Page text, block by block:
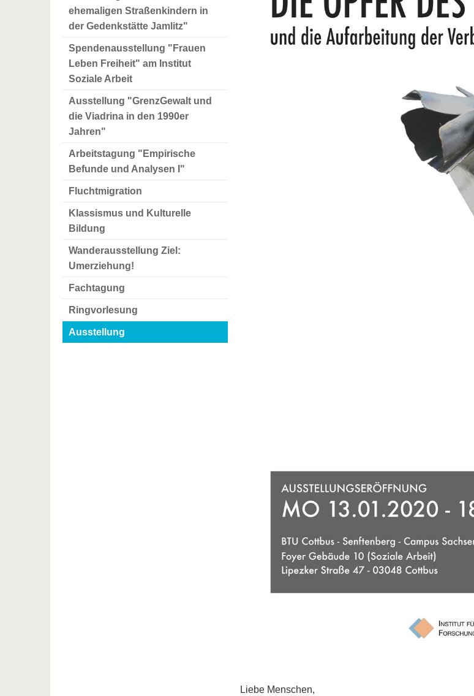
ehemaligen Straßenkindern in
der Gedenkstätte Jamlitz"
Spendenausstellung "Frauen
Leben Freiheit" am Institut
Soziale Arbeit
Ausstellung "GrenzGewalt und
die Viadrina in den 1990er
Jahren"
Arbeitstagung "Empirische
Befunde und Analysen I"
Fluchtmigration
Klassismus und Kulturelle
Bildung
Wanderausstellung Ziel:
Umerziehung!
Fachtagung
Ringvorlesung
Ausstellung
Liebe Menschen,